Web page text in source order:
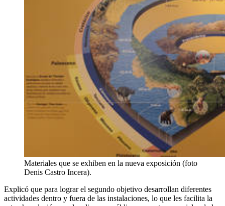
Materiales que se exhiben en la nueva exposición (foto
Denis Castro Incera).
Explicó que para lograr el segundo objetivo desarrollan diferentes
actividades dentro y fuera de las instalaciones, lo que les facilita la